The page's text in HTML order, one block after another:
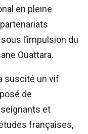
en pleine
l’impulsion du
Ouattara.
suscité un vif
de
et
françaises,